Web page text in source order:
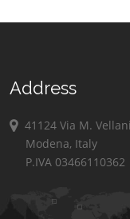
Address
41124 Via M.
Modena, Italy
P.IVA 03466110362